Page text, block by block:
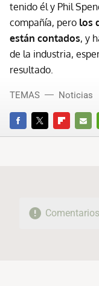
tenido él y Phil
compañía, pero los
están contados, y
de la industria,
resultado.
FACEBOOKTWITTERFLIPBOARD
E-
TEMAS Noticias